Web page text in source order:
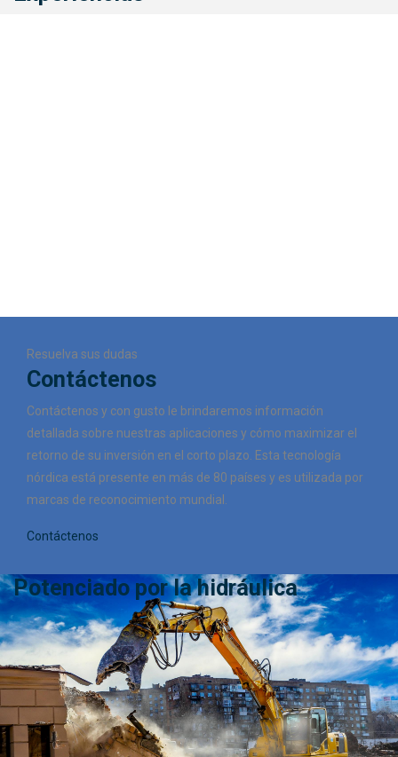
Resuelva sus dudas
Contáctenos
Contáctenos y con gusto le brindaremos información
detallada sobre nuestras aplicaciones y cómo maximizar el
retorno de su inversión en el corto plazo. Esta tecnología
nórdica está presente en más de 80 países y es utilizada por
marcas de reconocimiento mundial.
Contáctenos
Potenciado por la hidráulica